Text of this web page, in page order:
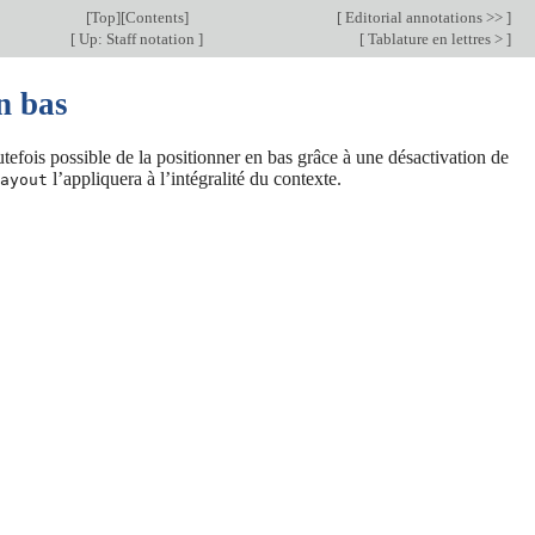
[Top][Contents] [ Editorial annotations >> ]
[ Up: Staff notation ] [ Tablature en lettres > ]
bas
possible de la positionner en bas grâce à une désactivation de
l’appliquera à l’intégralité du contexte.